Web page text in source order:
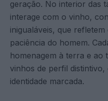
geração. No interior das
interage com o vinho,
inigualáveis, que
paciência do homem.
homenagem à terra e ao
vinhos de perfil
identidade marcada.